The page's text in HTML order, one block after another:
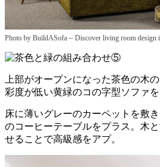
Photo by BuildASofa – Discover living room design
上部がオープンになった茶色の木
彩度が低い黄緑のコの字型ソファを
床に薄いグレーのカーペットを敷
のコーヒーテーブルをプラス。木
せることで高級感をアプ。